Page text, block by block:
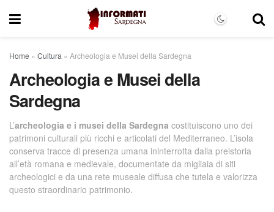
Home » Cultura » Archeologia e Musei della Sardegna
Archeologia e Musei della
Sardegna
L’archeologia e i musei della Sardegna costituiscono uno dei
patrimoni culturali più ricchi e articolati del Mediterraneo. L’isola
conserva tracce di presenza umana ininterrotta dalla preistoria
all’età romana e medievale, documentate da migliaia di siti
archeologici e da una rete museale diffusa che tutela e valorizza
questo straordinario patrimonio.